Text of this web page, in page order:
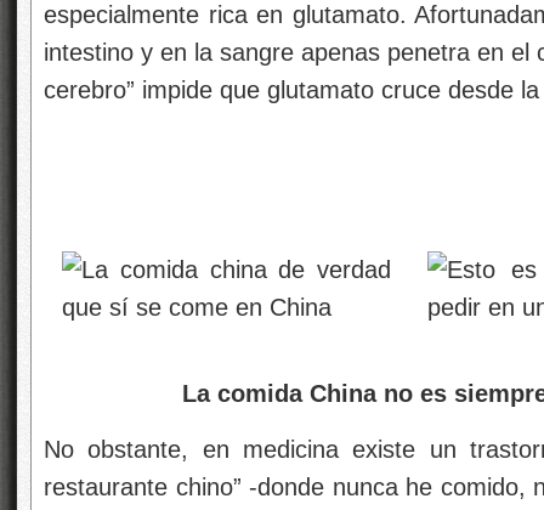
especialmente rica en glutamato.
intestino y en la sangre apenas penetra en el
cerebro” impide que glutamato cruce desde
La comida China no es
No obstante, en medicina existe un
restaurante chino” -donde nunca he comido,